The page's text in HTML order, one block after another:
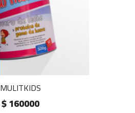
MULITKIDS
$ 160000